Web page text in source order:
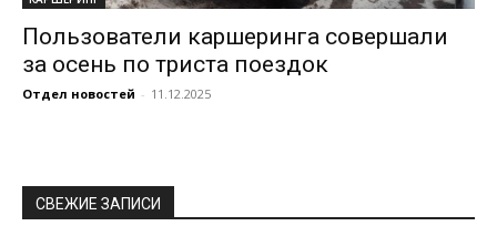
Пользователи каршеринга совершали
за осень по триста поездок
Отдел новостей - 11.12.2025
СВЕЖИЕ ЗАПИСИ